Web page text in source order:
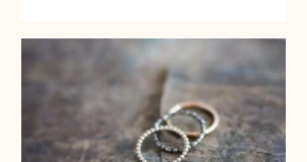
Lieblingsmensch